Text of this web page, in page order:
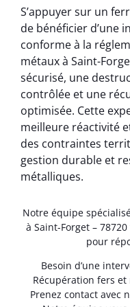
S’appuyer sur un
de bénéficier d’une
conforme à la
métaux à Saint-
sécurisé, une
contrôlée et une
optimisée. Cette
meilleure réactivité
des contraintes
gestion durable et
métalliques.
Notre équipe
à Saint-Forget –
pour
Besoin d’une
Récupération fers et
Prenez contact avec